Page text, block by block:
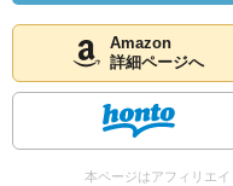
Amazon
詳細ページへ
本ページはアフィリエ